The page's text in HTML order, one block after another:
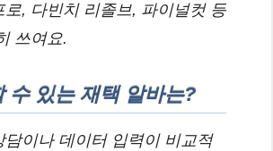
로, 다빈치 리졸브, 파이널컷 등
쓰여요.
수 있는 재택 알바는?
담이나 데이터 입력이 비교적